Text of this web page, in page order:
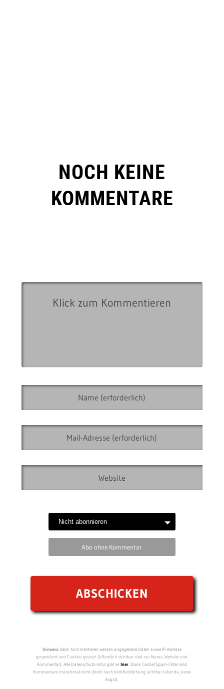
NOCH KEINE
KOMMENTARE
Abo ohne Kommentar
Hinweis:Beim Kommentieren werden angegebene Daten sowie IP-Adresse
gespeichert und Cookies gesetzt (öffentlich sichtbar sind nur Name, Website und
Kommentar). Alle Datenschutz-Infos gibt eshier. Dank Cache/Spam-Filter sind
Kommentare manchmal nicht direkt nach Veröffentlichung sichtbar (aber da, keine
Angst).